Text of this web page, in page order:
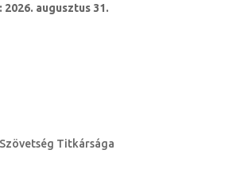
2026. augusztus 31.
Titkársága